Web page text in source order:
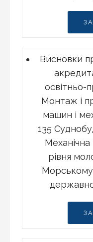
Висновки
освітньо-
Монтаж і
машин і
135
Механічна
рівня
Морському